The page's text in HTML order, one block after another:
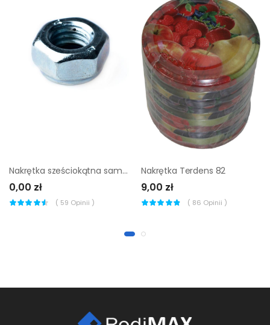
Nakrętka sześciokątna samohamowana DIN 985 M6 1 szt
0,00 zł
( 59 Opinii )
Nakrętka Terdens 82
9,00 zł
( 86 Opinii )